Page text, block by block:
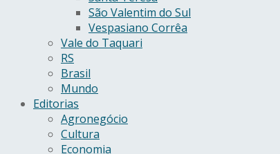
São Valentim do Sul
Vespasiano Corrêa
Vale do Taquari
RS
Brasil
Mundo
Editorias
Agronegócio
Cultura
Economia